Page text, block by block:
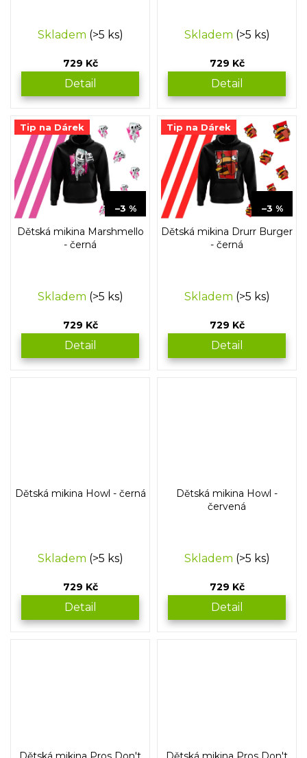
Skladem (>5 ks)
729 Kč
Detail
Skladem (>5 ks)
729 Kč
Detail
Tip na Dárek
–3 %
Dětská mikina Marshmello
- černá
Skladem (>5 ks)
729 Kč
Detail
Tip na Dárek
–3 %
Dětská mikina Drurr Burger
- černá
Skladem (>5 ks)
729 Kč
Detail
Dětská mikina Howl - černá
Skladem (>5 ks)
729 Kč
Detail
Dětská mikina Howl -
červená
Skladem (>5 ks)
729 Kč
Detail